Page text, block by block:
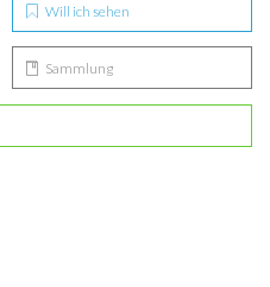
Will ich sehen
Sammlung